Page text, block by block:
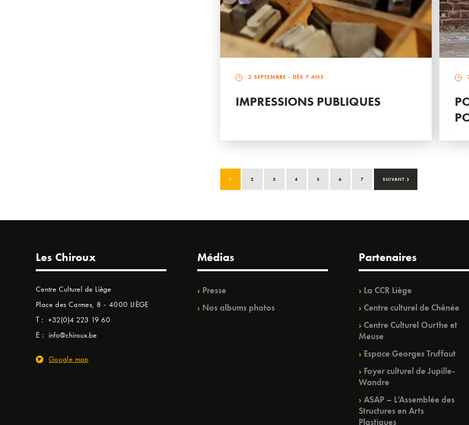
2 SEPTEMBRE - DÈS 7 ANS
IMPRESSIONS PUBLIQUES
1 2 3 4 5 6 7 SUIVANT ›
Les Chiroux
Centre Culturel de Liège
Place des Carmes, 8 - 4000 LIÈGE
T : +32(0)4 223 19 60
E : info@chiroux.be
Google map
Médias
Presse
Nos albums photos
Partenaires
La CCR Liège
Centre culturel de Chênée
Centre Culturel Ourthe et
Meuse
Espace Georges Truffaut
Foyer culturel de Jupille-
Wandre
ASAP – L’Assemblée des
Structures en Arts
Plastiques